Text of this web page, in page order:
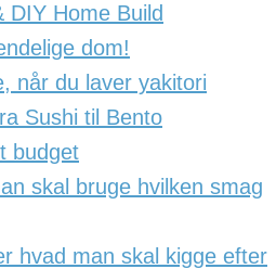
DIY Home Build
dom!
når du laver yakitori
Sushi til Bento
budget
skal bruge hvilken smag
hvad man skal kigge efter